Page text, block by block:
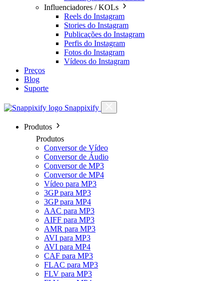
Influenciadores / KOLs
Reels do Instagram
Stories do Instagram
Publicações do Instagram
Perfis do Instagram
Fotos do Instagram
Vídeos do Instagram
Preços
Blog
Suporte
Snappixify
Produtos
Produtos
Conversor de Vídeo
Conversor de Áudio
Conversor de MP3
Conversor de MP4
Vídeo para MP3
3GP para MP3
3GP para MP4
AAC para MP3
AIFF para MP3
AMR para MP3
AVI para MP3
AVI para MP4
CAF para MP3
FLAC para MP3
FLV para MP3